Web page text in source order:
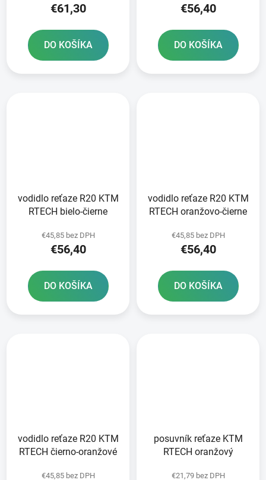
€61,30
DO KOŠÍKA
€56,40
DO KOŠÍKA
vodidlo reťaze R20 KTM
RTECH bielo-čierne
€45,85 bez DPH
€56,40
DO KOŠÍKA
vodidlo reťaze R20 KTM
RTECH oranžovo-čierne
€45,85 bez DPH
€56,40
DO KOŠÍKA
vodidlo reťaze R20 KTM
RTECH čierno-oranžové
€45,85 bez DPH
posuvník reťaze KTM
RTECH oranžový
€21,79 bez DPH